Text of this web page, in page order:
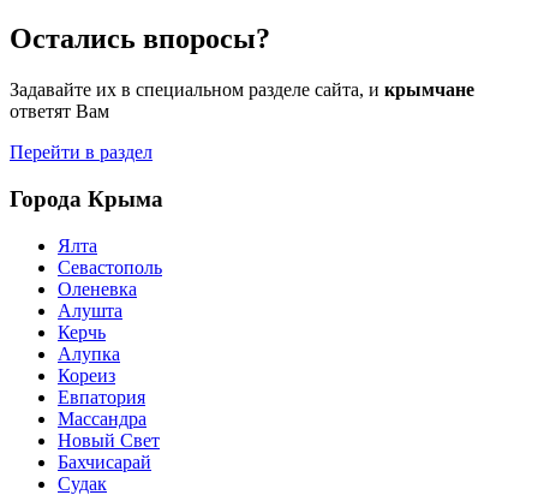
Остались впоросы?
Задавайте их в специальном разделе сайта, и крымчане
ответят Вам
Перейти в раздел
Города Крыма
Ялта
Севастополь
Оленевка
Алушта
Керчь
Алупка
Кореиз
Евпатория
Массандра
Новый Свет
Бахчисарай
Судак